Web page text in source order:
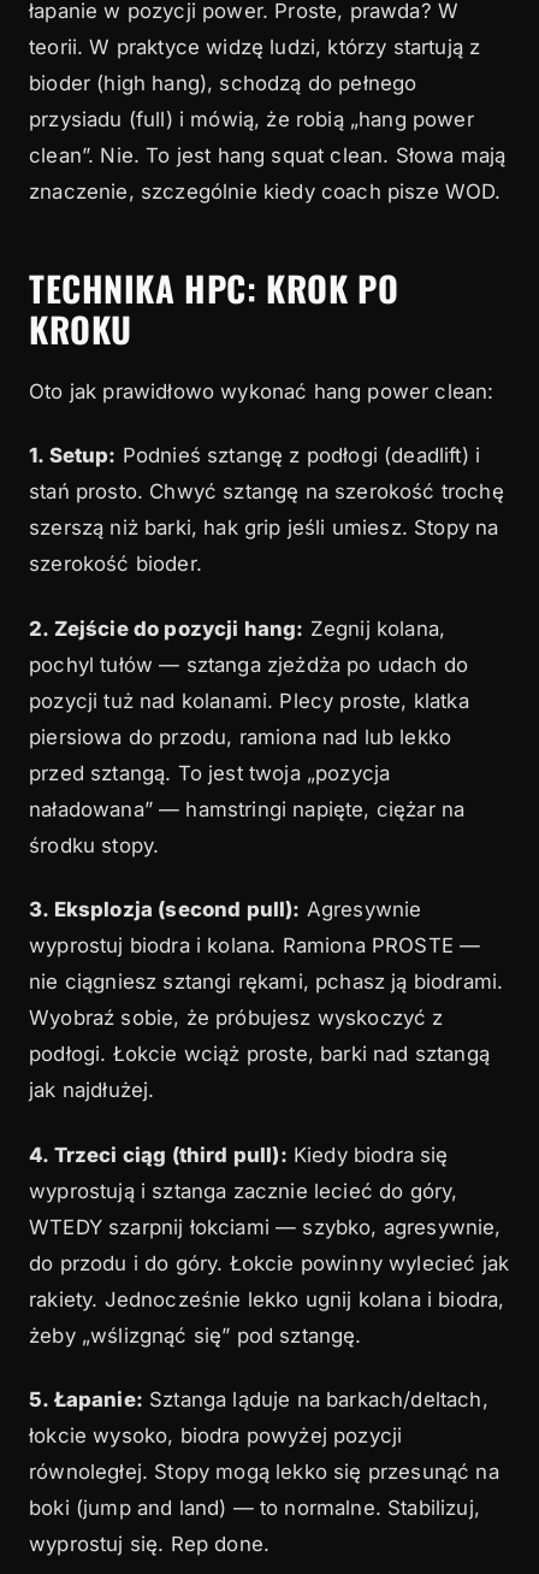
łapanie w pozycji power. Proste, prawda? W
teorii. W praktyce widzę ludzi, którzy startują z
bioder (high hang), schodzą do pełnego
przysiadu (full) i mówią, że robią „hang power
clean”. Nie. To jest hang squat clean. Słowa mają
znaczenie, szczególnie kiedy coach pisze WOD.
TECHNIKA HPC: KROK PO
KROKU
Oto jak prawidłowo wykonać hang power clean:
1. Setup: Podnieś sztangę z podłogi (deadlift) i
stań prosto. Chwyć sztangę na szerokość trochę
szerszą niż barki, hak grip jeśli umiesz. Stopy na
szerokość bioder.
2. Zejście do pozycji hang: Zegnij kolana,
pochyl tułów — sztanga zjeżdża po udach do
pozycji tuż nad kolanami. Plecy proste, klatka
piersiowa do przodu, ramiona nad lub lekko
przed sztangą. To jest twoja „pozycja
naładowana” — hamstringi napięte, ciężar na
środku stopy.
3. Eksplozja (second pull): Agresywnie
wyprostuj biodra i kolana. Ramiona PROSTE —
nie ciągniesz sztangi rękami, pchasz ją biodrami.
Wyobraź sobie, że próbujesz wyskoczyć z
podłogi. Łokcie wciąż proste, barki nad sztangą
jak najdłużej.
4. Trzeci ciąg (third pull): Kiedy biodra się
wyprostują i sztanga zacznie lecieć do góry,
WTEDY szarpnij łokciami — szybko, agresywnie,
do przodu i do góry. Łokcie powinny wylecieć jak
rakiety. Jednocześnie lekko ugnij kolana i biodra,
żeby „wślizgnąć się” pod sztangę.
5. Łapanie: Sztanga ląduje na barkach/deltach,
łokcie wysoko, biodra powyżej pozycji
równoległej. Stopy mogą lekko się przesunąć na
boki (jump and land) — to normalne. Stabilizuj,
wyprostuj się. Rep done.